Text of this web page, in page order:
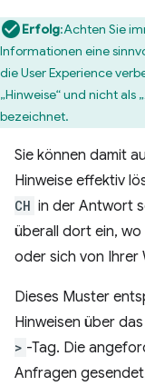
Erfolg:Achten Sie
Informationen eine
die User Experience
„Hinweise“ und nicht
bezeichnet.
Sie können damit
Hinweise effektiv
CH in der Antwort
überall dort ein,
oder sich von Ihrer
Dieses Muster
Hinweisen über das
> -Tag. Die
Anfragen